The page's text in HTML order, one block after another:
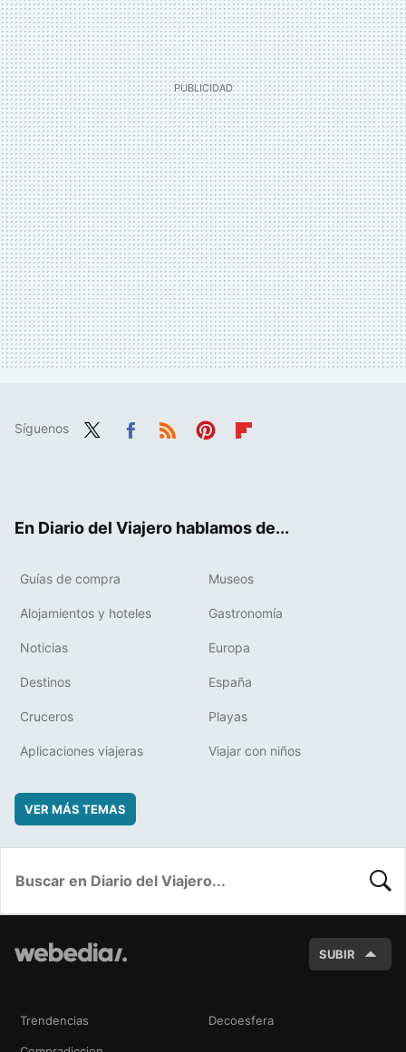
Síguenos
En Diario del Viajero hablamos de...
Guías de compra Museos
Alojamientos y hoteles Gastronomía
Noticias Europa
Destinos España
Cruceros Playas
Aplicaciones viajeras Viajar con niños
VER MÁS TEMAS
SUBIR
Trendencias Decoesfera